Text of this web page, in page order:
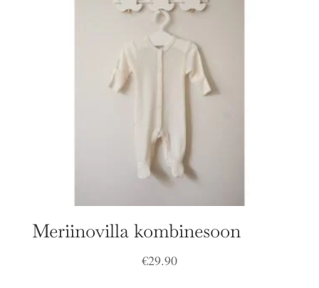
Meriinovilla kombinesoon
€29.90